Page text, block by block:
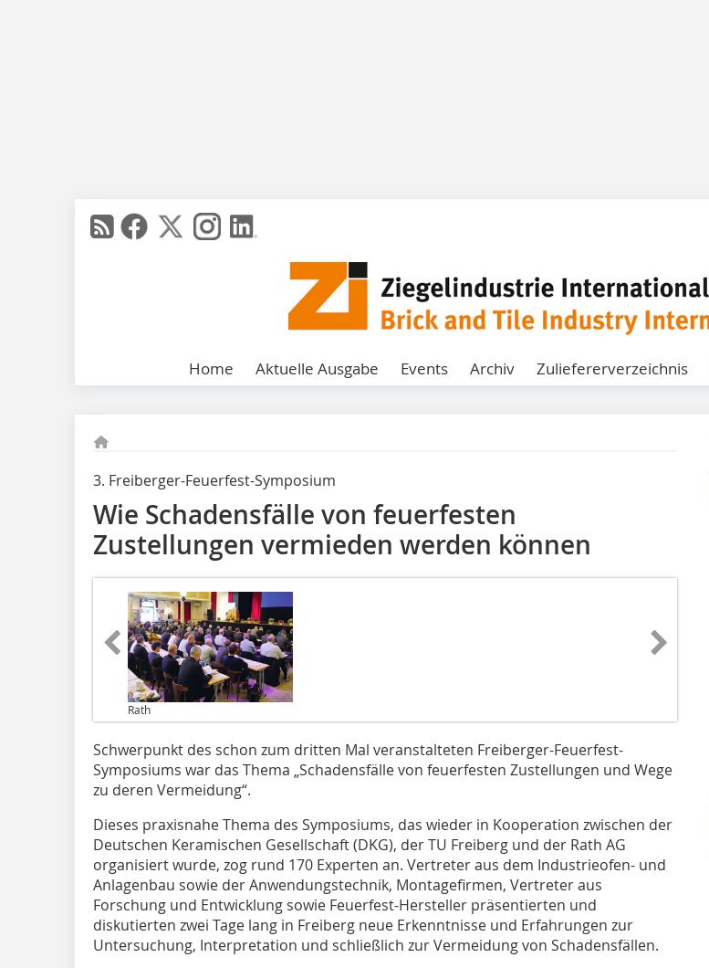
Home Aktuelle Ausgabe Events Archiv Zuliefererverzeichnis
3. Freiberger-Feuerfest-Symposium
Wie Schadensfälle von feuerfesten
Zustellungen vermieden werden können
Rath
Schwerpunkt des schon zum dritten Mal veranstalteten Freiberger-Feuerfest-
Symposiums war das Thema „Schadensfälle von feuerfesten Zustellungen und Wege
zu deren Vermeidung“.
Dieses praxisnahe Thema des Symposiums, das wieder in Kooperation zwischen der
Deutschen Keramischen Gesellschaft (DKG), der TU Freiberg und der Rath AG
organisiert wurde, zog rund 170 Experten an. Vertreter aus dem Industrieofen- und
Anlagenbau sowie der Anwendungstechnik, Montagefirmen, Vertreter aus
Forschung und Entwicklung sowie Feuerfest-Hersteller präsentierten und
diskutierten zwei Tage lang in Freiberg neue Erkenntnisse und Erfahrungen zur
Untersuchung, Interpretation und schließlich zur Vermeidung von Schadensfällen.